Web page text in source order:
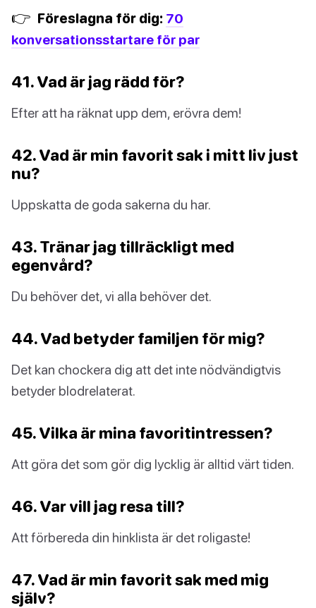
👉 Föreslagna för dig: 70
konversationsstartare för par
41. Vad är jag rädd för?
Efter att ha räknat upp dem, erövra dem!
42. Vad är min favorit sak i mitt liv just
nu?
Uppskatta de goda sakerna du har.
43. Tränar jag tillräckligt med
egenvård?
Du behöver det, vi alla behöver det.
44. Vad betyder familjen för mig?
Det kan chockera dig att det inte nödvändigtvis
betyder blodrelaterat.
45. Vilka är mina favoritintressen?
Att göra det som gör dig lycklig är alltid värt tiden.
46. Var vill jag resa till?
Att förbereda din hinklista är det roligaste!
47. Vad är min favorit sak med mig
själv?